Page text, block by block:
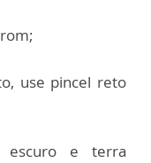
use pincel reto
e terra